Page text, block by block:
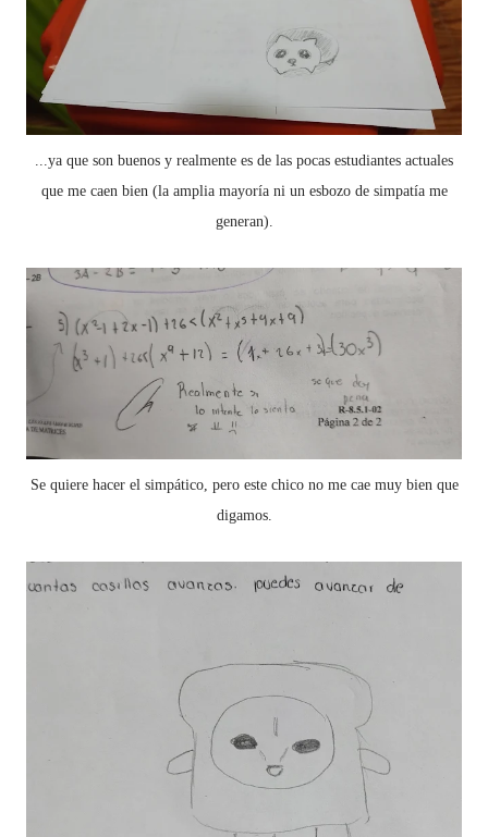
...ya que son buenos y realmente es de las pocas estudiantes actuales
que me caen bien (la amplia mayoría ni un esbozo de simpatía me
generan).
Se quiere hacer el simpático, pero este chico no me cae muy bien que
digamos.